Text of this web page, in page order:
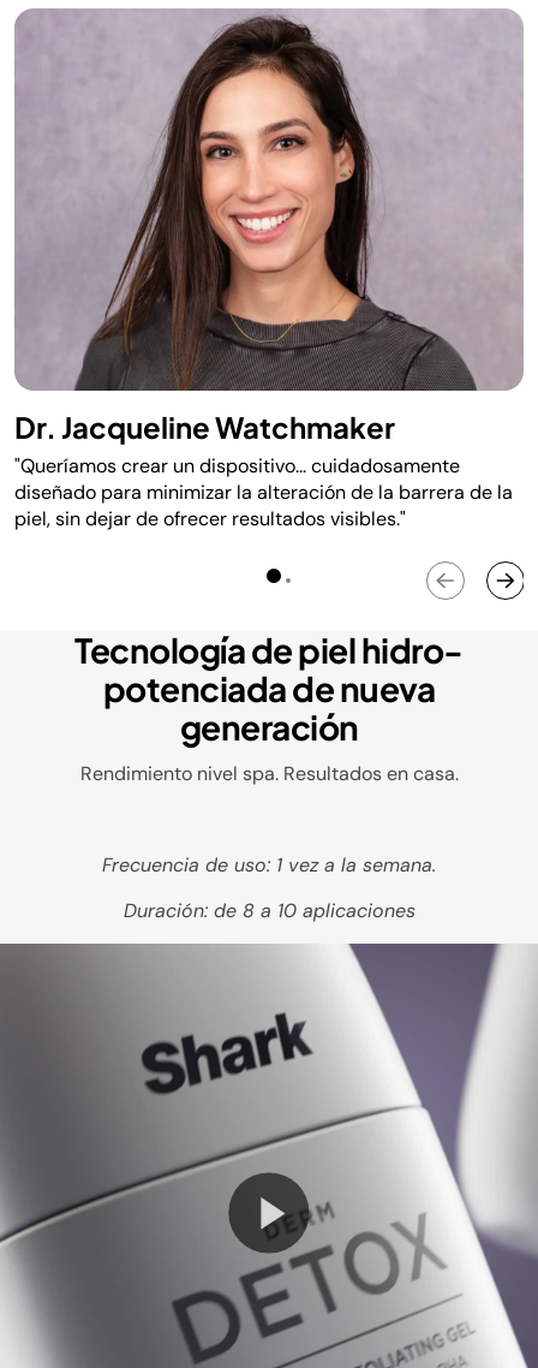
Dr. Jacqueline Watchmaker
"Queríamos crear un dispositivo... cuidadosamente
diseñado para minimizar la alteración de la barrera de la
piel, sin dejar de ofrecer resultados visibles."
Play
Tecnología de piel hidro-
potenciada de nueva
generación
Rendimiento nivel spa. Resultados en casa.
Frecuencia de uso: 1 vez a la semana.
Duración: de 8 a 10 aplicaciones